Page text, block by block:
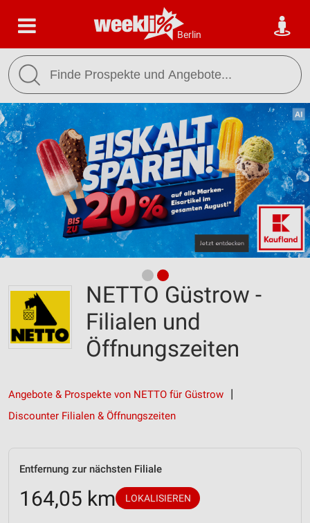
Berlin
NETTO Güstrow -
Filialen und
Öffnungszeiten
Angebote & Prospekte von NETTO für Güstrow
Discounter Filialen & Öffnungszeiten
Entfernung zur nächsten Filiale
164,05 km LOKALISIEREN